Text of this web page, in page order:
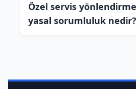
Özel servis
yasal sorumluluk nedir?